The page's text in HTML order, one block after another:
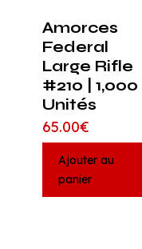
Amorces
Federal
Large Rifle
#210 | 1,000
Unités
65.00€
Ajouter au
panier